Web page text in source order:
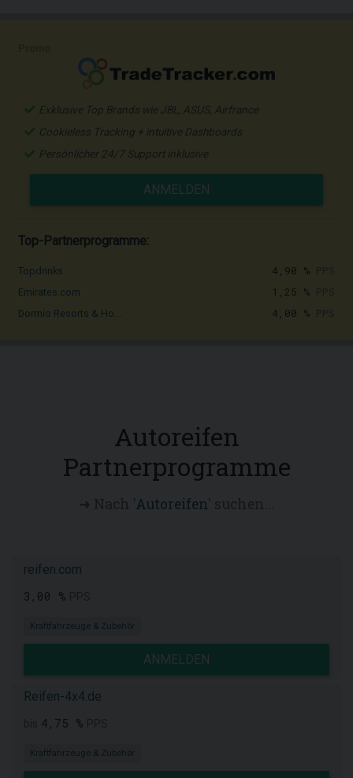
Exklusive Top Brands wie JBL, ASUS, Airfrance
Cookieless Tracking + intuitive Dashboards
Persönlicher 24/7 Support inklusive
ANMELDEN
Top-Partnerprogramme:
Topdrinks 4,90 %
Emirates.com 1,25 %
Dormio Resorts & Ho... 4,00 %
Autoreifen
Partnerprogramme
Autoreifen
reifen.com
3,00 %
Kraftfahrzeuge & Zubehör
ANMELDEN
Reifen-4x4.de
4,75 %
Kraftfahrzeuge & Zubehör